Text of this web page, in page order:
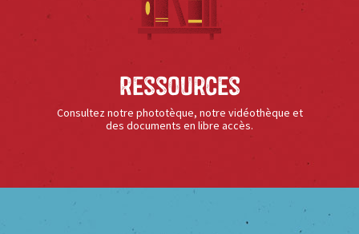
Ressources
Consultez notre phototèque, notre vidéothèque et
des documents en libre accès.